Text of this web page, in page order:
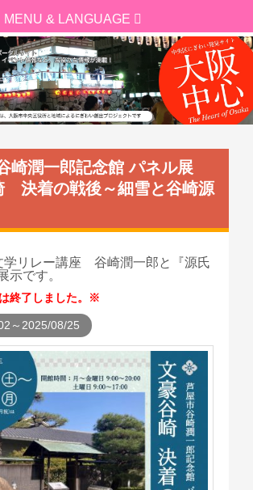
崎潤一郎記念館 パネル展
決着の戦後～細雪と谷崎源
学リレー講座 谷崎潤一郎と『源氏
示です。
終了しました。
～2025/08/25